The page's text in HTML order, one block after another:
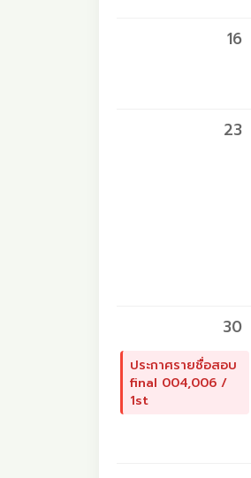
16
23
30
ประกาศรายชื่อสอบ
final 004,006 /
1st